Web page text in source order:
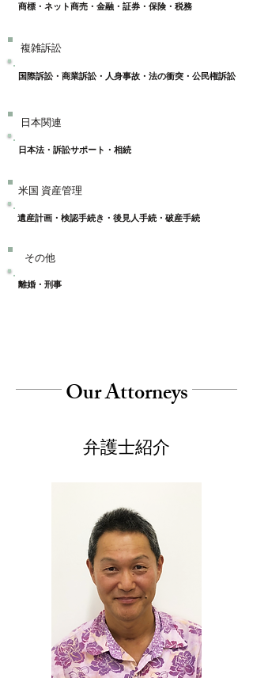
商標・ネット商売・ ​金融・証券・保険・税務
複雑訴訟
国際訴訟・商業訴訟・人身事故・法の衝突・公民権訴訟
日本関連
日本法・訴訟サポート・相続
米国 ​資産管理
遺産計画・検認手続き・後見人手続・破産手続
その他
離婚・刑事
Our Attorneys
弁護士紹介